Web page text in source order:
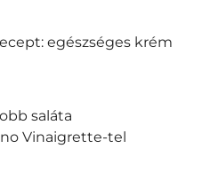
egészséges krém
saláta
Vinaigrette-tel